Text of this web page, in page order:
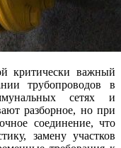
критически важный
трубопроводов в
сетях и
разборное, но при
соединение, что
замену участков